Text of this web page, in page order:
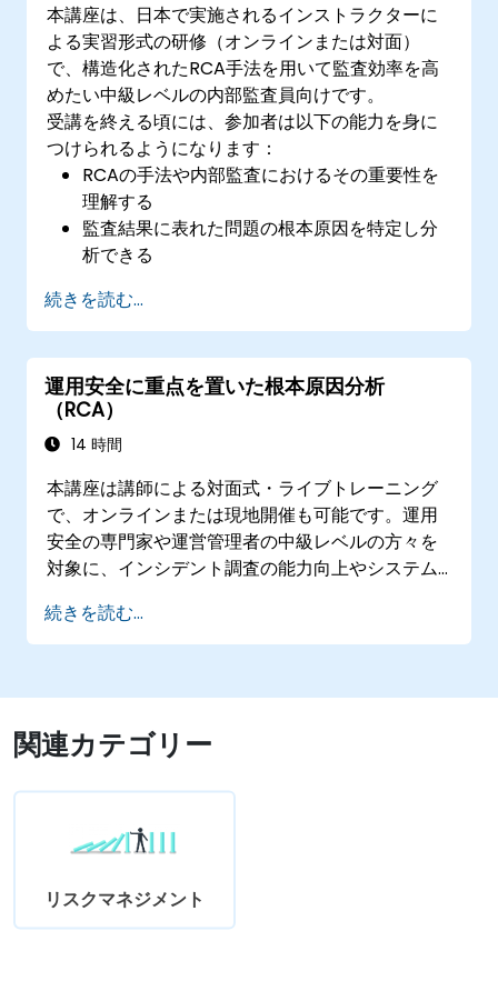
本講座は、日本で実施されるインストラクターに
よる実習形式の研修（オンラインまたは対面）
で、構造化されたRCA手法を用いて監査効率を高
めたい中級レベルの内部監査員向けです。
受講を終える頃には、参加者は以下の能力を身に
つけられるようになります：
RCAの手法や内部監査におけるその重要性を
理解する
監査結果に表れた問題の根本原因を特定し分
析できる
ーン図）、失敗モード・影響分析（FMEA）と
いったRCAツールを用いることができる
RCAの結果に基づき是正処置および予防策を
立案できる
リスク管理の強化に向け、RCAを内部監査プ
ロセスへ統合させることができる
続きを読む...
運用安全に重点を置いた根本原因分析
（RCA）
14 時間
本講座は講師による対面式・ライブトレーニング
で、オンラインまたは現地開催も可能です。運用
安全の専門家や運営管理者の中級レベルの方々を
対象に、インシデント調査の能力向上やシステム
の策定方法を習得していただくことを目的として
います。
続きを読む...
関連カテゴリー
リスクマネジメント